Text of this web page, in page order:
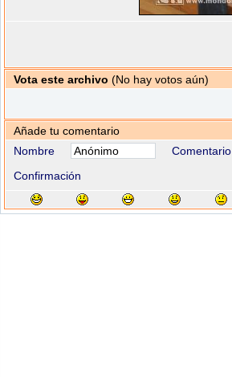
Vota este archivo (No hay votos aún)
Añade tu comentario
Nombre
Comentario
Confirmación